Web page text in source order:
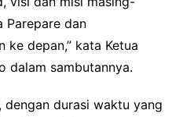
Parepare dan
ke depan,” kata Ketua
dalam sambutannya.
dengan durasi waktu yang